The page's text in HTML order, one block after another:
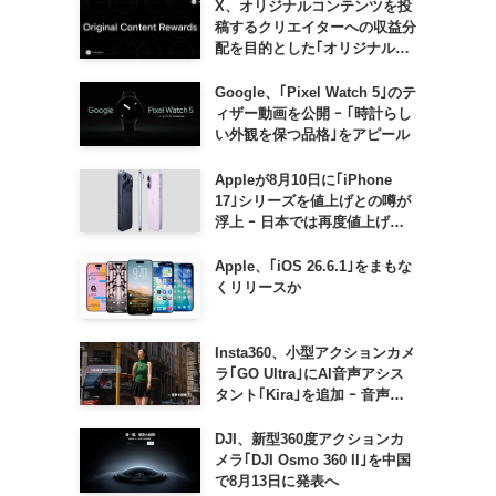
X、オリジナルコンテンツを投
稿するクリエイターへの収益分
配を目的とした｢オリジナルコ
入へ ｰ 従来の｢収益分配｣は廃
止
Google、｢Pixel Watch 5｣のテ
ィザー動画を公開 ｰ ｢時計らし
い外観を保つ品格｣をアピール
Appleが8月10日に｢iPhone
17｣シリーズを値上げとの噂が
浮上 ｰ 日本では再度値上げの
Apple、｢iOS 26.6.1｣をまもな
くリリースか
Insta360、小型アクションカメ
ラ｢GO Ultra｣にAI音声アシス
タント｢Kira｣を追加 ｰ 音声で
などが利用可能に
DJI、新型360度アクションカ
メラ｢DJI Osmo 360 II｣を中国
で8月13日に発表へ